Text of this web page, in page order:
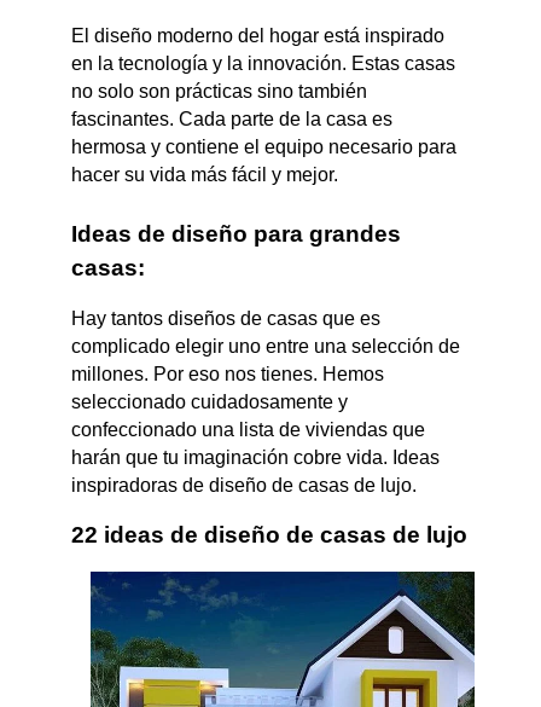
El diseño moderno del hogar está inspirado
en la tecnología y la innovación. Estas casas
no solo son prácticas sino también
fascinantes. Cada parte de la casa es
hermosa y contiene el equipo necesario para
hacer su vida más fácil y mejor.
Ideas de diseño para grandes
casas:
Hay tantos diseños de casas que es
complicado elegir uno entre una selección de
millones. Por eso nos tienes. Hemos
seleccionado cuidadosamente y
confeccionado una lista de viviendas que
harán que tu imaginación cobre vida. Ideas
inspiradoras de diseño de casas de lujo.
22 ideas de diseño de casas de lujo